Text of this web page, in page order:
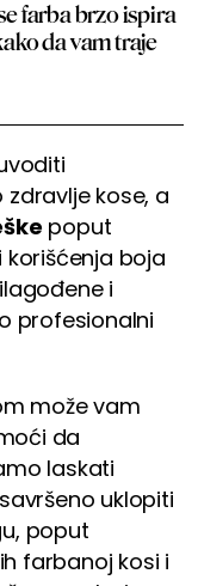
farba brzo ispira
da vam traje
kose, a
poput
boja
i
profesionalni
može vam
da
laskati
uklopiti
poput
farbanoj kosi i